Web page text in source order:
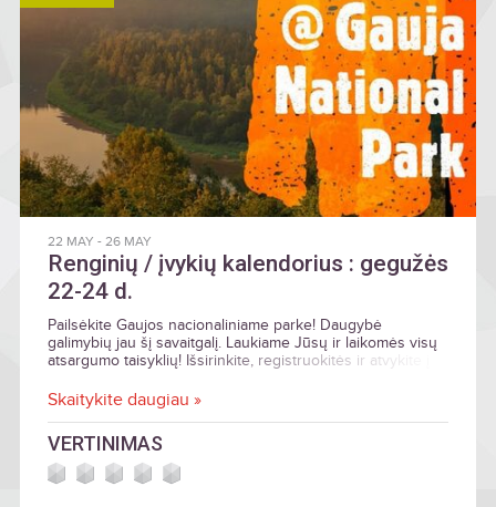
22 MAY - 26 MAY
Renginių / įvykių kalendorius : gegužės
22-24 d.
Pailsėkite Gaujos nacionaliniame parke! Daugybė
galimybių jau šį savaitgalį. Laukiame Jūsų ir laikomės visų
atsargumo taisyklių! Išsirinkite, registruokitės ir atvykite į
Skaitykite daugiau »
VERTINIMAS